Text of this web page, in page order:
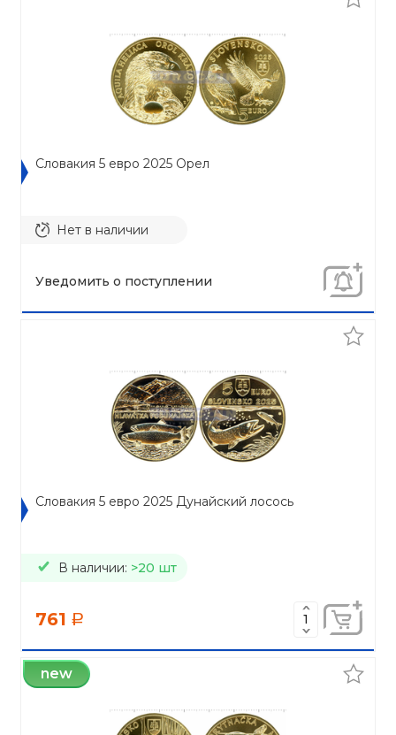
Словакия 5 евро 2025 Орел
Нет в наличии
Уведомить о поступлении
Словакия 5 евро 2025 Дунайский лосось
В наличии: >20 шт
761 a
new